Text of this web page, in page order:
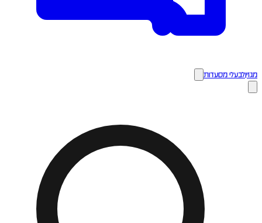
מגזיןלבעלי מסעדות